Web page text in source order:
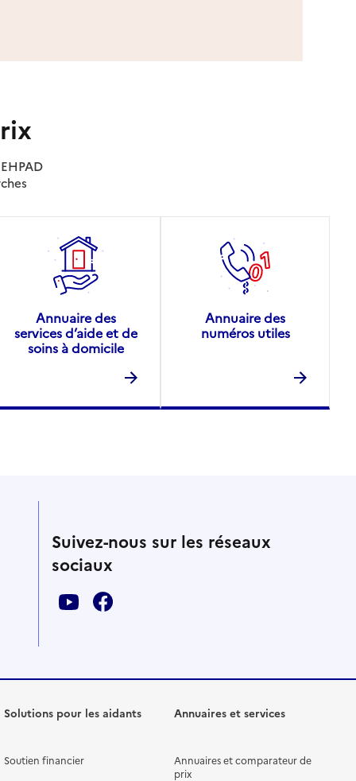
Annuaire des
services d’aide et de
soins à domicile
Annuaire des
numéros utiles
Suivez-nous sur les réseaux
sociaux
Solutions pour les aidants
Soutien financier
Annuaires et services
Annuaires et comparateur de
prix